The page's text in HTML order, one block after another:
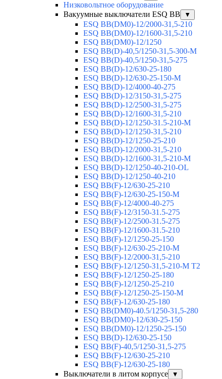
Низковольтное оборудование
Вакуумные выключатели ESQ BB
▼
ESQ ВВ(DM0)-12/2000-31,5-210
ESQ ВВ(DM0)-12/1600-31,5-210
ESQ ВВ(DM0)-12/1250
ESQ ВВ(D)-40,5/1250-31,5-300-М
ESQ ВВ(D)-40,5/1250-31,5-275
ESQ ВВ(D)-12/630-25-180
ESQ ВВ(D)-12/630-25-150-М
ESQ ВВ(D)-12/4000-40-275
ESQ ВВ(D)-12/3150-31,5-275
ESQ ВВ(D)-12/2500-31,5-275
ESQ ВВ(D)-12/1600-31,5-210
ESQ ВВ(D)-12/1250-31.5-210-М
ESQ ВВ(D)-12/1250-31,5-210
ESQ ВВ(D)-12/1250-25-210
ESQ BB(D)-12/2000-31,5-210
ESQ BB(D)-12/1600-31,5-210-М
ESQ BB(D)-12/1250-40-210-OL
ESQ BB(D)-12/1250-40-210
ESQ ВВ(F)-12/630-25-210
ESQ ВВ(F)-12/630-25-150-М
ESQ ВВ(F)-12/4000-40-275
ESQ ВВ(F)-12/3150-31.5-275
ESQ ВВ(F)-12/2500-31.5-275
ESQ ВВ(F)-12/1600-31.5-210
ESQ ВВ(F)-12/1250-25-150
ESQ BB(F)-12/630-25-210-М
ESQ BB(F)-12/2000-31,5-210
ESQ BB(F)-12/1250-31,5-210-М T2
ESQ BB(F)-12/1250-25-180
ESQ ВВ(F)-12/1250-25-210
ESQ ВВ(F)-12/1250-25-150-М
ESQ BB(F)-12/630-25-180
ESQ ВВ(DM0)-40.5/1250-31,5-280
ESQ ВВ(DM0)-12/630-25-150
ESQ ВВ(DM0)-12/1250-25-150
ESQ BB(D)-12/630-25-150
ESQ ВВ(F)-40,5/1250-31,5-275
ESQ ВВ(F)-12/630-25-210
ESQ ВВ(F)-12/630-25-180
Выключатели в литом корпусе
▼